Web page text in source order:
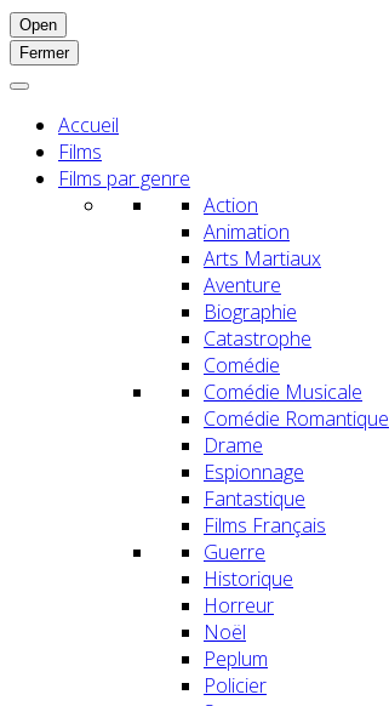
Open
Fermer
Accueil
Films
Films par genre
Action
Animation
Arts Martiaux
Aventure
Biographie
Catastrophe
Comédie
Comédie Musicale
Comédie Romantique
Drame
Espionnage
Fantastique
Films Français
Guerre
Historique
Horreur
Noël
Peplum
Policier